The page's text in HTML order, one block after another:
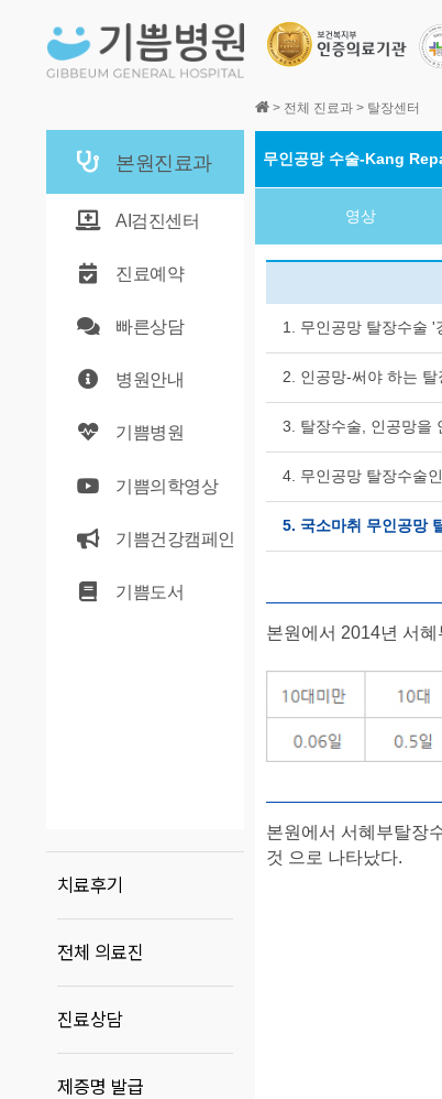
본원진료과
AI검진센터
진료예약
빠른상담
병원안내
기쁨병원
기쁨의학영상
기쁨건강캠페인
기쁨도서
치료후기
전체 의료진
진료상담
제증명 발급
> 전체 진료과 > 탈장센터
무인공망 수술-Kang
영상
1. 무인공망 탈장수술
2. 인공망-써야 하는
3. 탈장수술, 인공망을
4. 무인공망 탈장수술
5. 국소마취 무인공망
본원에서 2014년 서
본원에서 서혜부탈장
것 으로 나타났다.